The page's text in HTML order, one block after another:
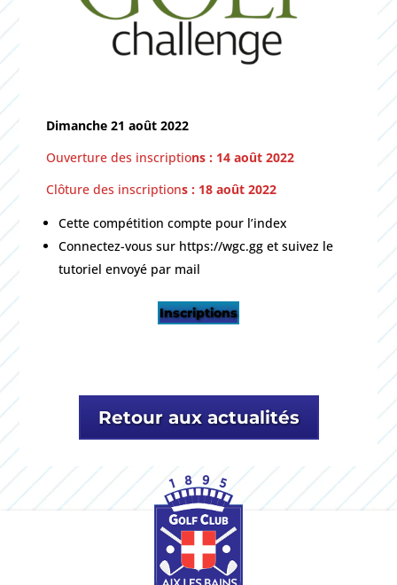
Dimanche 21 août 2022
Ouverture des inscriptions : 14 août 2022
Clôture des inscriptions : 18 août 2022
Cette compétition compte pour l’index
Connectez-vous sur https://wgc.gg et suivez le
tutoriel envoyé par mail
Inscriptions
Retour aux actualités